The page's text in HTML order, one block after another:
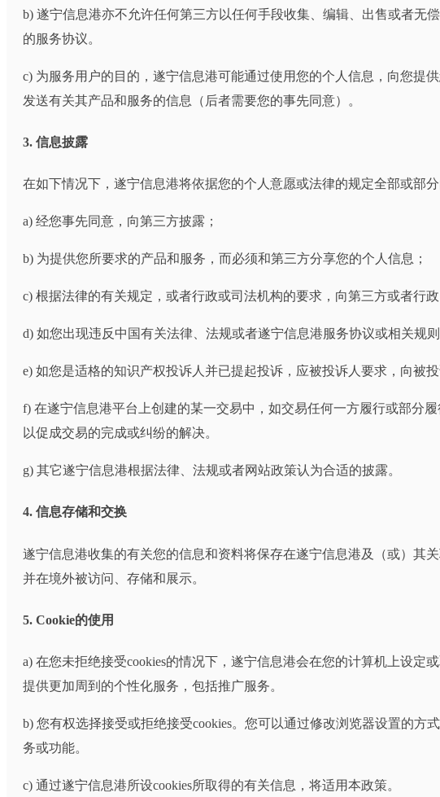
b) 遂宁信息港亦不允许任何第三方以任何手段收集、编辑、出售或者无
的服务协议。
c) 为服务用户的目的，遂宁信息港可能通过使用您的个人信息，向您提
发送有关其产品和服务的信息（后者需要您的事先同意）。
3. 信息披露
在如下情况下，遂宁信息港将依据您的个人意愿或法律的规定全部或部
a) 经您事先同意，向第三方披露；
b) 为提供您所要求的产品和服务，而必须和第三方分享您的个人信息；
c) 根据法律的有关规定，或者行政或司法机构的要求，向第三方或者行政
d) 如您出现违反中国有关法律、法规或者遂宁信息港服务协议或相关规
e) 如您是适格的知识产权投诉人并已提起投诉，应被投诉人要求，向被
f) 在遂宁信息港平台上创建的某一交易中，如交易任何一方履行或部分
以促成交易的完成或纠纷的解决。
g) 其它遂宁信息港根据法律、法规或者网站政策认为合适的披露。
4. 信息存储和交换
遂宁信息港收集的有关您的信息和资料将保存在遂宁信息港及（或）其
并在境外被访问、存储和展示。
5. Cookie的使用
a) 在您未拒绝接受cookies的情况下，遂宁信息港会在您的计算机上设定
提供更加周到的个性化服务，包括推广服务。
b) 您有权选择接受或拒绝接受cookies。您可以通过修改浏览器设置的方
务或功能。
c) 通过遂宁信息港所设cookies所取得的有关信息，将适用本政策。